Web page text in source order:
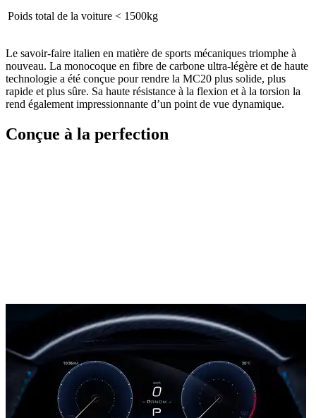
Poids total de la voiture < 1500kg
Le savoir-faire italien en matière de sports mécaniques triomphe à
nouveau. La monocoque en fibre de carbone ultra-légère et de haute
technologie a été conçue pour rendre la MC20 plus solide, plus
rapide et plus sûre. Sa haute résistance à la flexion et à la torsion la
rend également impressionnante d’un point de vue dynamique.
Conçue à la perfection